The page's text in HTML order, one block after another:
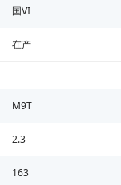
国VI
在产
M9T
2.3
163